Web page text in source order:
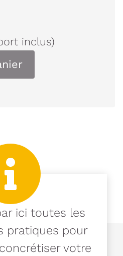
inclus)
ici toutes les
pratiques pour
votre